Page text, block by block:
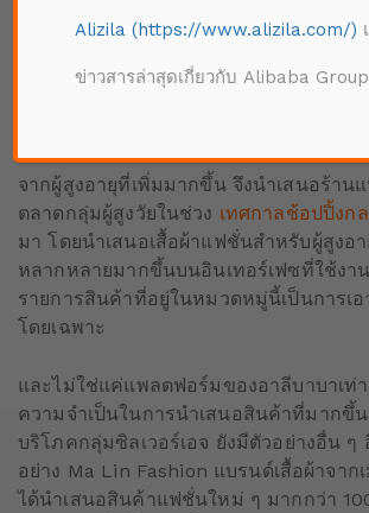
แพลตฟอร์มของอาลีบาบาต่อปี ผู้บริโภครุ่น
เป็นกลุ่มที่เติบโตเร็วที่สุดในด้านของการจับ
โดยผู้บริโภคกลุ่มซิลเวอร์เอจมากกว่า 140
เถาเป่าและทีมอลล์เล็งเห็นความต้องการ
จากผู้สูงอายุที่เพิ่มมากขึ้น จึงนำเสนอร้าน
ตลาดกลุ่มผู้สูงวัยในช่วง เทศกาลช้อปปิ้งกล
มา โดยนำเสนอเสื้อผ้าแฟชั่นสำหรับผู้สูงอ
หลากหลายมากขึ้นบนอินเทอร์เฟซที่ใช้งา
รายการสินค้าที่อยู่ในหมวดหมู่นี้เป็นการเอ
โดยเฉพาะ
และไม่ใช่แค่แพลตฟอร์มของอาลีบาบาเท่
ความจำเป็นในการนำเสนอสินค้าที่มากขึ้
บริโภคกลุ่มซิลเวอร์เอจ ยังมีตัวอย่างอื่น ๆ
อย่าง Ma Lin Fashion แบรนด์เสื้อผ้าจาก
ได้นำเสนอสินค้าแฟชั่นใหม่ ๆ มากกว่า
Alizila (https://www.alizila.com/)
ข่าวสารล่าสุดเกี่ยวกับ Alibaba Group